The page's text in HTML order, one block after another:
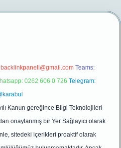
backlinkpaneli@gmail.com Teams:
0262 606 0 726 Telegram:
Kanun gereğince Bilgi Teknolojileri
onaylanmış bir Yer Sağlayıcı olarak
sitedeki içerikleri proaktif olarak